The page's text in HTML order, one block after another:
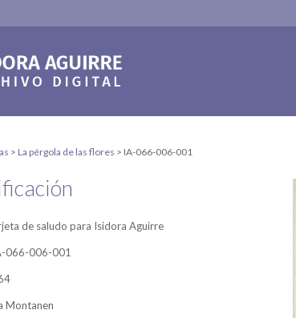
> La pérgola de las flores > IA-066-006-001
de saludo para Isidora Aguirre
066-006-001
Montanen